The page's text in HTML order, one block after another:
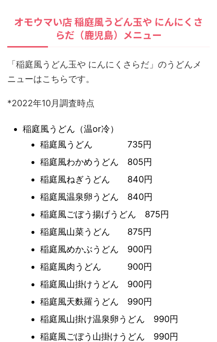
オモウマい店 稲庭風うどん玉や にんにくさ
らだ（鹿児島）メニュー
「稲庭風うどん玉や にんにくさらだ」のうどんメ
ニューはこちらです。
*2022年10月調査時点
稲庭風うどん（温or冷）
稲庭風うどん 735円
稲庭風わかめうどん 805円
稲庭風ねぎうどん 840円
稲庭風温泉卵うどん 840円
稲庭風ごぼう揚げうどん 875円
稲庭風山菜うどん 875円
稲庭風めかぶうどん 900円
稲庭風肉うどん 900円
稲庭風山掛けうどん 900円
稲庭風天麩羅うどん 990円
稲庭風山掛け温泉卵うどん 990円
稲庭風ごぼう山掛けうどん 990円